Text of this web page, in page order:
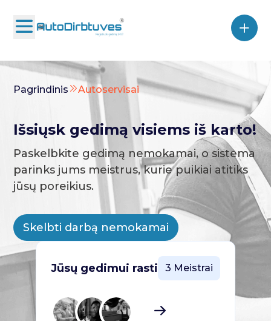
Pagrindinis Autoservisai
Išsiųsk gedimą visiems iš karto!
Paskelbkite gedimą nemokamai, o sistema
parinks jums meistrus, kurie puikiai atitiks
jūsų poreikius.
Skelbti darbą nemokamai
Jūsų gedimui rasti 3 Meistrai